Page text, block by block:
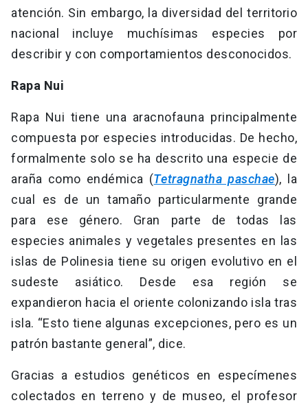
atención. Sin embargo, la diversidad del territorio
nacional incluye muchísimas especies por
describir y con comportamientos desconocidos.
Rapa Nui
Rapa Nui tiene una aracnofauna principalmente
compuesta por especies introducidas. De hecho,
formalmente solo se ha descrito una especie de
araña como endémica (Tetragnatha paschae), la
cual es de un tamaño particularmente grande
para ese género. Gran parte de todas las
especies animales y vegetales presentes en las
islas de Polinesia tiene su origen evolutivo en el
sudeste asiático. Desde esa región se
expandieron hacia el oriente colonizando isla tras
isla. “Esto tiene algunas excepciones, pero es un
patrón bastante general”, dice.
Gracias a estudios genéticos en especímenes
colectados en terreno y de museo, el profesor